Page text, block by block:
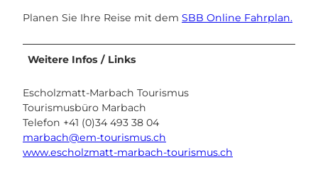
Planen Sie Ihre Reise mit dem SBB Online Fahrplan.
Weitere Infos / Links
Escholzmatt-Marbach Tourismus
Tourismusbüro Marbach
Telefon +41 (0)34 493 38 04
marbach@em-tourismus.ch
www.escholzmatt-marbach-tourismus.ch